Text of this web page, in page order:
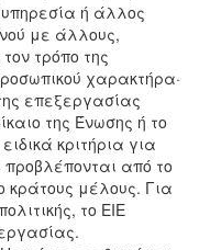
ή άλλος
με άλλους,
τρόπο της
χαρακτήρα·
επεξεργασίας
της Ένωσης ή το
κριτήρια για
προβλέπονται από το
κράτους μέλους. Για
το ΕΙΕ